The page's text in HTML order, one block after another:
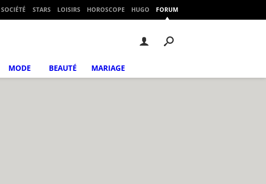
SOCIÉTÉ STARS LOISIRS HOROSCOPE HUGO FORUM
MODE BEAUTÉ MARIAGE